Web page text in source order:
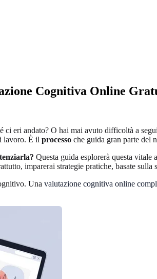
Cognitiva Online
eri andato? O hai mai avuto difficoltà a
lavoro. È il processo che guida gran parte del
Questa guida esplorerà questa vitale
imparerai strategie pratiche, basate
Una valutazione cognitiva online